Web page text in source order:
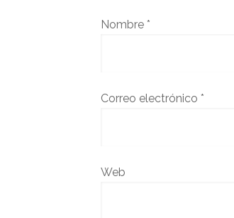
Nombre *
Correo electrónico *
Web